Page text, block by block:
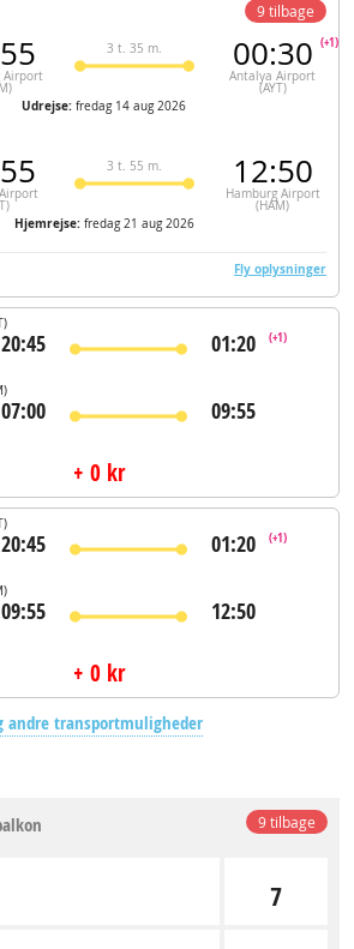
Airport
3 t. 35 m. 00:30
Antalya Airport
(AYT)
(+1)
Udrejse: fredag 14 aug 2026
3 t. 55 m. 12:50
Hamburg Airport
(HAM)
Hjemrejse: fredag 21 aug 2026
9 tilbage
Fly oplysninger
20:45 01:20 (+1)
07:00 09:55
+ 0 kr
20:45 01:20 (+1)
09:55 12:50
+ 0 kr
andre transportmuligheder
9 tilbage
7